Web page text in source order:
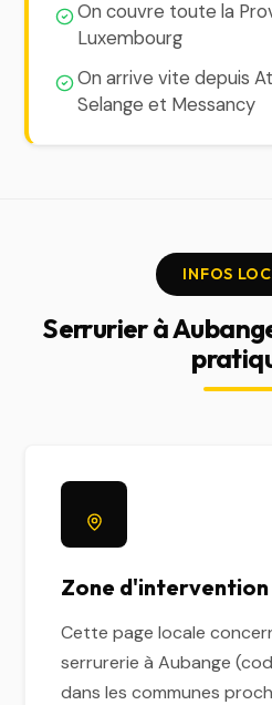
On couvre toute la
Luxembourg
On arrive vite depuis
Selange et Messancy
INFOS
Serrurier à
Zone d'intervention
Cette page locale
serrurerie à Aubange
dans les communes